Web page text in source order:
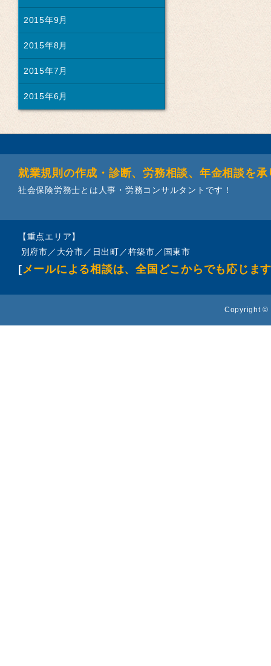
2015年9月
2015年8月
2015年7月
2015年6月
就業規則の作成・診断、労務相談、年金相談を承
社会保険労務士とは人事・労務コンサルタントです！
【重点エリア】
別府市／大分市／日出町／杵築市／国東市
[メールによる相談は、全国どこからでも応じま
Copyright ©